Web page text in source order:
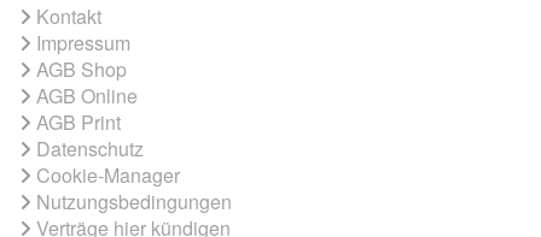
Kontakt
Impressum
AGB Shop
AGB Online
AGB Print
Datenschutz
Cookie-Manager
Nutzungsbedingungen
Verträge hier kündigen